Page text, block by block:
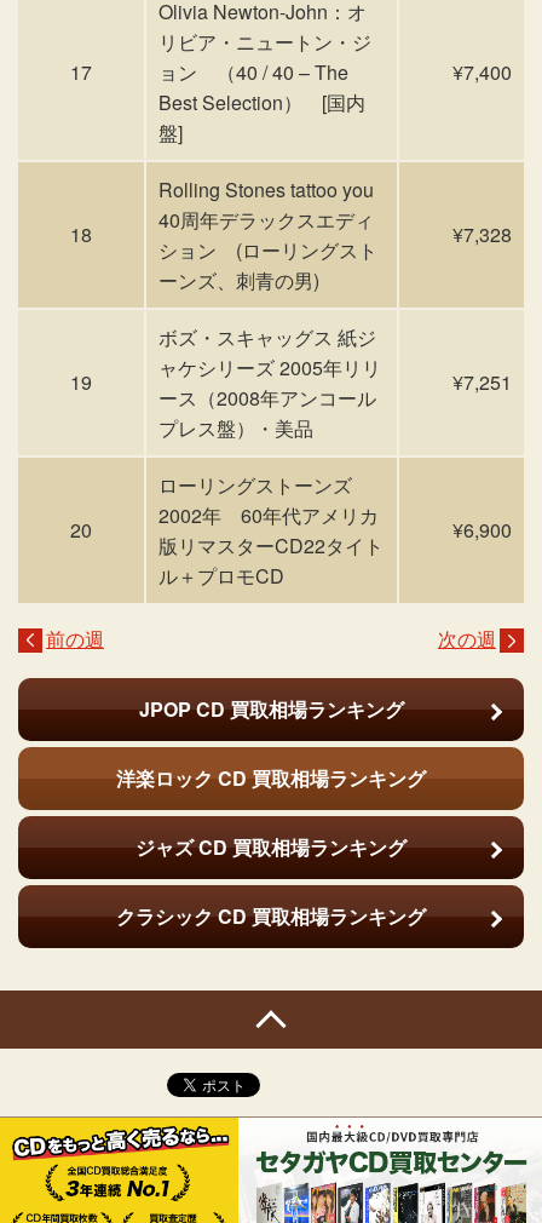
17
Olivia Newton-John：オ
リビア・ニュートン・ジ
ョン （40 / 40 – The
Best Selection） [国内
盤]
¥7,400
18
Rolling Stones tattoo you
40周年デラックスエディ
ション (ローリングスト
ーンズ、刺青の男)
¥7,328
19
ボズ・スキャッグス 紙ジ
ャケシリーズ 2005年リリ
ース（2008年アンコール
プレス盤）・美品
¥7,251
20
ローリングストーンズ
2002年 60年代アメリカ
版リマスターCD22タイト
ル＋プロモCD
¥6,900
前の週 次の週
JPOP CD買取相場ランキング
洋楽ロック CD 買取相場ランキング
ジャズ CD買取相場ランキング
クラシック CD買取相場ランキング